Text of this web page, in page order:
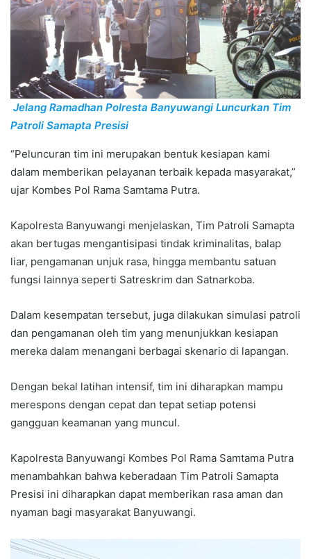
Jelang Ramadhan Polresta Banyuwangi Luncurkan Tim
Patroli Samapta Presisi
“Peluncuran tim ini merupakan bentuk kesiapan kami
dalam memberikan pelayanan terbaik kepada masyarakat,”
ujar Kombes Pol Rama Samtama Putra.
Kapolresta Banyuwangi menjelaskan, Tim Patroli Samapta
akan bertugas mengantisipasi tindak kriminalitas, balap
liar, pengamanan unjuk rasa, hingga membantu satuan
fungsi lainnya seperti Satreskrim dan Satnarkoba.
Dalam kesempatan tersebut, juga dilakukan simulasi patroli
dan pengamanan oleh tim yang menunjukkan kesiapan
mereka dalam menangani berbagai skenario di lapangan.
Dengan bekal latihan intensif, tim ini diharapkan mampu
merespons dengan cepat dan tepat setiap potensi
gangguan keamanan yang muncul.
Kapolresta Banyuwangi Kombes Pol Rama Samtama Putra
menambahkan bahwa keberadaan Tim Patroli Samapta
Presisi ini diharapkan dapat memberikan rasa aman dan
nyaman bagi masyarakat Banyuwangi.